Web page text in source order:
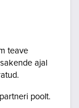
teave
ajal
poolt.